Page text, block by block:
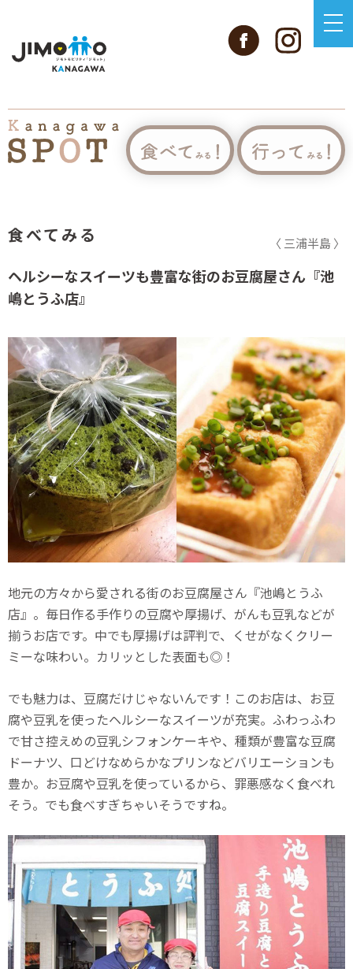
食べてみる 〈 三浦半島 〉
ヘルシーなスイーツも豊富な街のお豆腐屋さん『池
嶋とうふ店』
地元の方々から愛される街のお豆腐屋さん『池嶋とうふ
店』。毎日作る手作りの豆腐や厚揚げ、がんも豆乳などが
揃うお店です。中でも厚揚げは評判で、くせがなくクリー
ミーな味わい。カリッとした表面も◎！
でも魅力は、豆腐だけじゃないんです！このお店は、お豆
腐や豆乳を使ったヘルシーなスイーツが充実。ふわっふわ
で甘さ控えめの豆乳シフォンケーキや、種類が豊富な豆腐
ドーナツ、口どけなめらかなプリンなどバリエーションも
豊か。お豆腐や豆乳を使っているから、罪悪感なく食べれ
そう。でも食べすぎちゃいそうですね。